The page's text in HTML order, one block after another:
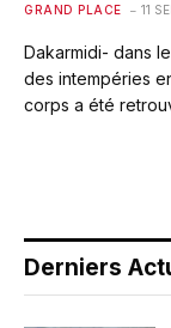
GRAND PLACE 11
Dakarmidi- dans
des intempéries
corps a été
Derniers